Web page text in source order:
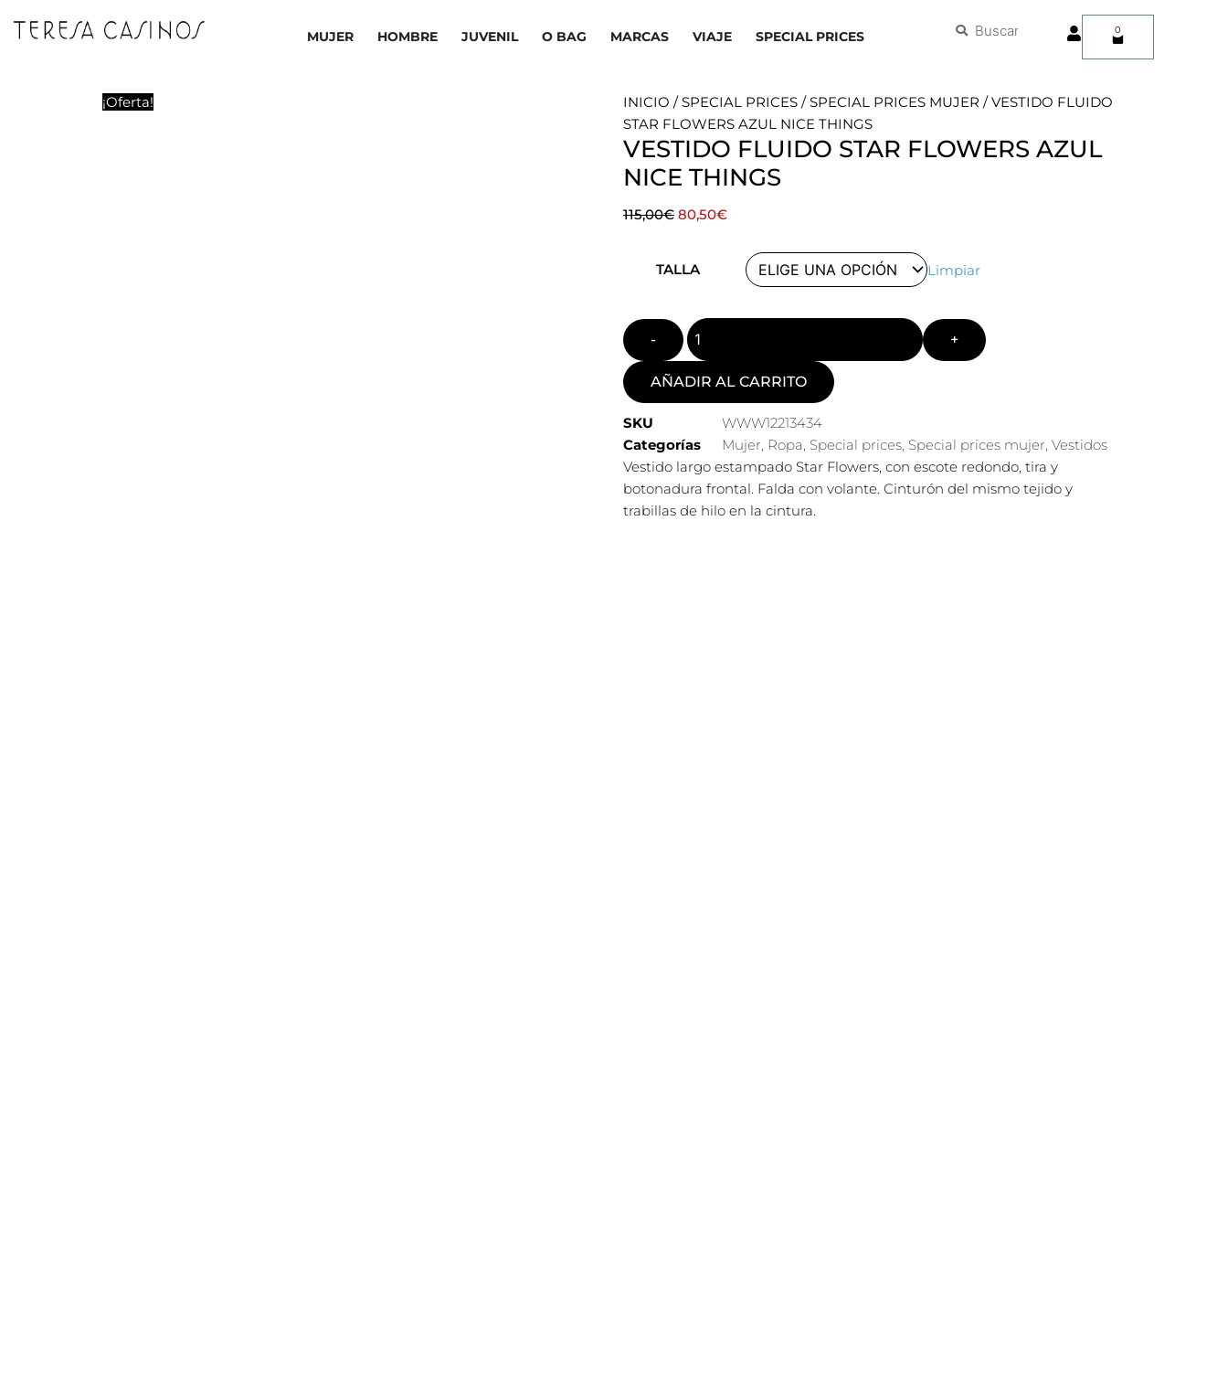
MUJER HOMBRE JUVENIL O BAG MARCAS VIAJE SPECIAL PRICES
User
0
Carrito
¡Oferta! INICIO /SPECIAL PRICES /SPECIAL PRICES MUJER / VESTIDO FLUIDO
STAR FLOWERS AZUL NICE THINGS
VESTIDO FLUIDO STAR FLOWERS AZUL
NICE THINGS
115,00€ El
era:
80,50€El
actual
TALLA Limpiar
AÑADIR AL CARRITO
SKU
WWW12213434
Categorías
Mujer, Ropa, Special prices, Special prices mujer, Vestidos
Vestido largo estampado Star Flowers, con escote redondo, tira y
botonadura frontal. Falda con volante. Cinturón del mismo tejido y
trabillas de hilo en la cintura.